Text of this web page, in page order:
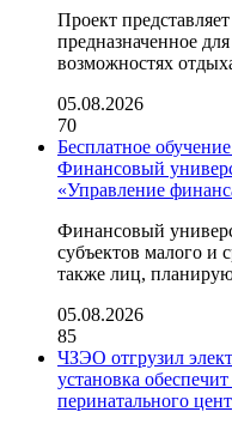
Проект
предназначенное
возможностях
05.08.2026
70
Бесплатное
Финансовый
«Управление
Финансовый
субъектов малого и
также лиц,
05.08.2026
85
ЧЗЭО отгрузил
установка
перинатального